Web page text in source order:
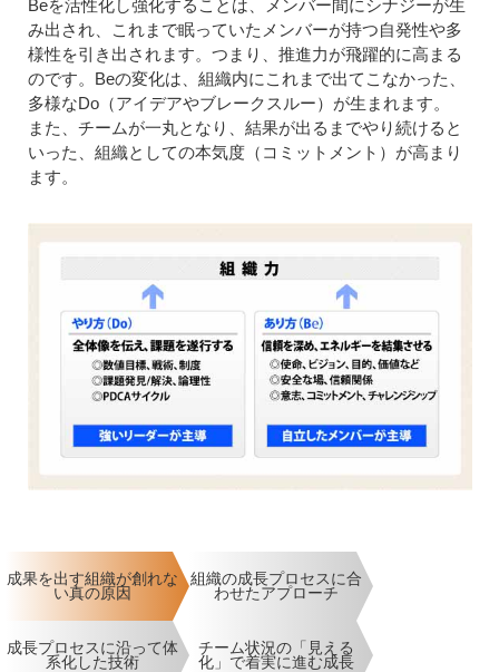
Beを活性化し強化することは、メンバー間にシナジーが生
み出され、これまで眠っていたメンバーが持つ自発性や多
様性を引き出されます。つまり、推進力が飛躍的に高まる
のです。Beの変化は、組織内にこれまで出てこなかった、
多様なDo（アイデアやブレークスルー）が生まれます。
また、チームが一丸となり、結果が出るまでやり続けると
いった、組織としての本気度（コミットメント）が高まり
ます。
成果を出す組織が創れな
い真の原因
組織の成長プロセスに合
わせたアプローチ
成長プロセスに沿って体
系化した技術
チーム状況の「見える
化」で着実に進む成長